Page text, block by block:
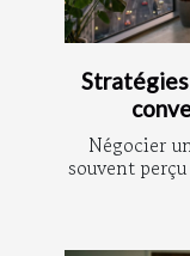
Négocier
souvent